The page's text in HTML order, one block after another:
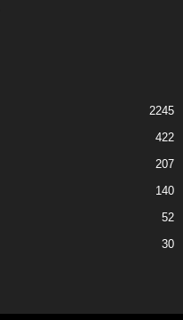
2245
422
207
140
52
30